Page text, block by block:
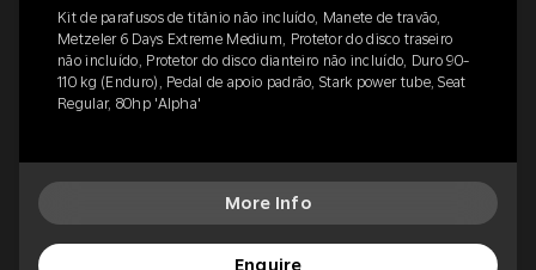
Kit de parafusos de titânio não incluído, Manete de travão,
Metzeler 6 Days Extreme Medium, Protetor do disco traseiro
não incluído, Protetor do disco dianteiro não incluído, Duro 90-
110 kg (Enduro), Pedal de apoio padrão, Stark power tube, Seat
Regular, 80hp 'Alpha'
More Info
Enquire